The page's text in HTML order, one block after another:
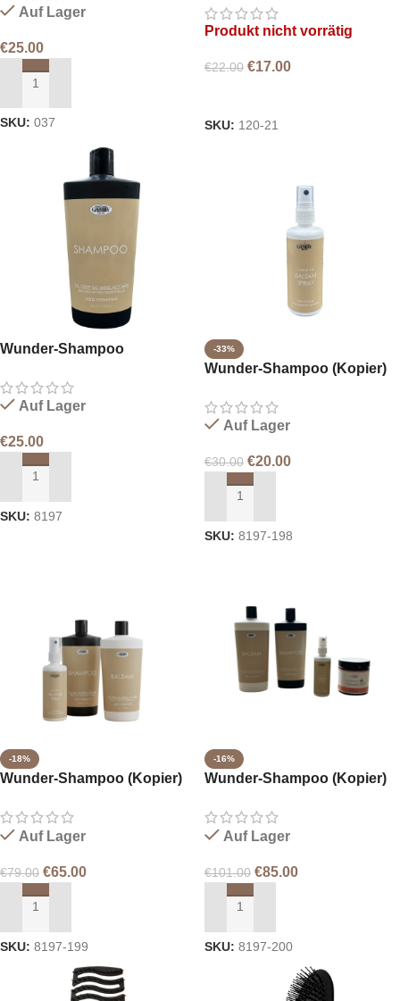
Auf Lager
€25.00
IN DEN WARENKORB LEGEN
SKU: 037
Produkt nicht vorrätig
€22.00 €17.00
SKU: 120-21
Wunder-Shampoo
Auf Lager
€25.00
IN DEN WARENKORB LEGEN
SKU: 8197
-33%
Wunder-Shampoo (Kopier)
Auf Lager
€30.00 €20.00
IN DEN WARENKORB LEGEN
SKU: 8197-198
-18%
Wunder-Shampoo (Kopier)
Auf Lager
€79.00 €65.00
IN DEN WARENKORB LEGEN
SKU: 8197-199
-16%
Wunder-Shampoo (Kopier)
Auf Lager
€101.00 €85.00
IN DEN WARENKORB LEGEN
SKU: 8197-200